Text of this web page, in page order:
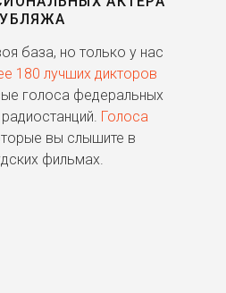
база, но только у нас
180 лучших дикторов
голоса федеральных
Голоса
вы слышите в
фильмах.